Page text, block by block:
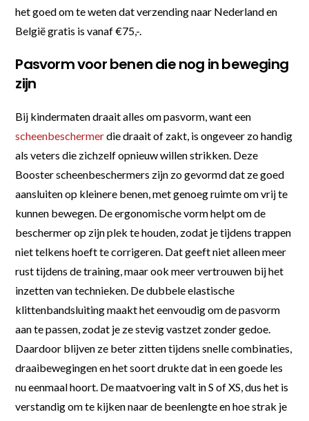
het goed om te weten dat verzending naar Nederland en
België gratis is vanaf €75,-.
Pasvorm voor benen die nog in beweging
zijn
Bij kindermaten draait alles om pasvorm, want een
scheenbeschermerdie draait of zakt, is ongeveer zo handig
als veters die zichzelf opnieuw willen strikken. Deze
Booster scheenbeschermers zijn zo gevormd dat ze goed
aansluiten op kleinere benen, met genoeg ruimte om vrij te
kunnen bewegen. De ergonomische vorm helpt om de
beschermer op zijn plek te houden, zodat je tijdens trappen
niet telkens hoeft te corrigeren. Dat geeft niet alleen meer
rust tijdens de training, maar ook meer vertrouwen bij het
inzetten van technieken. De dubbele elastische
klittenbandsluiting maakt het eenvoudig om de pasvorm
aan te passen, zodat je ze stevig vastzet zonder gedoe.
Daardoor blijven ze beter zitten tijdens snelle combinaties,
draaibewegingen en het soort drukte dat in een goede les
nu eenmaal hoort. De maatvoering valt in S of XS, dus het is
verstandig om te kijken naar de beenlengte en hoe strak je